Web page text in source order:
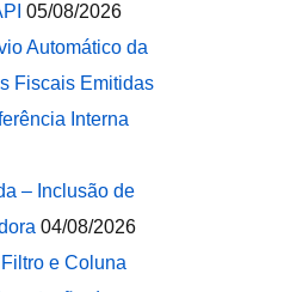
05/08/2026
Automático da
Fiscais Emitidas
Interna
– Inclusão de
04/08/2026
e Coluna